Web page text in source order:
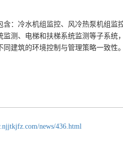
含：冷水机组监控、风冷热泵机组
监测、电梯和扶梯系统监测等子系
建筑的环境控制与管理策略一致性。
news/436.html